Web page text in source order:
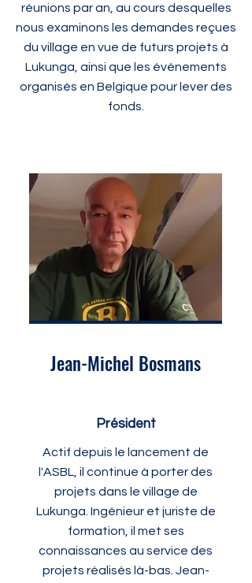
réunions par an, au cours desquelles
nous examinons les demandes reçues
du village en vue de futurs projets à
Lukunga, ainsi que les événements
organisés en Belgique pour lever des
fonds.
Jean-Michel Bosmans
Président
Actif depuis le lancement de
l'ASBL, il continue à porter des
projets dans le village de
Lukunga. Ingénieur et juriste de
formation, il met ses
connaissances au service des
projets réalisés là-bas. Jean-